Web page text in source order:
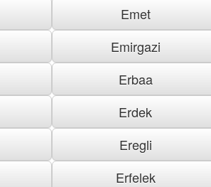
Emet
Emirgazi
Erbaa
Erdek
Eregli
Erfelek